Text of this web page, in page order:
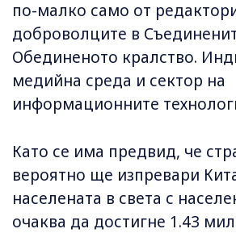
по-малко само от
доброволците в
Обединеното кралство.
медийна среда и сектор на
информационните
Като се има предвид, че
вероятно ще изпревари
населената в света с
очаква да достигне 1.43